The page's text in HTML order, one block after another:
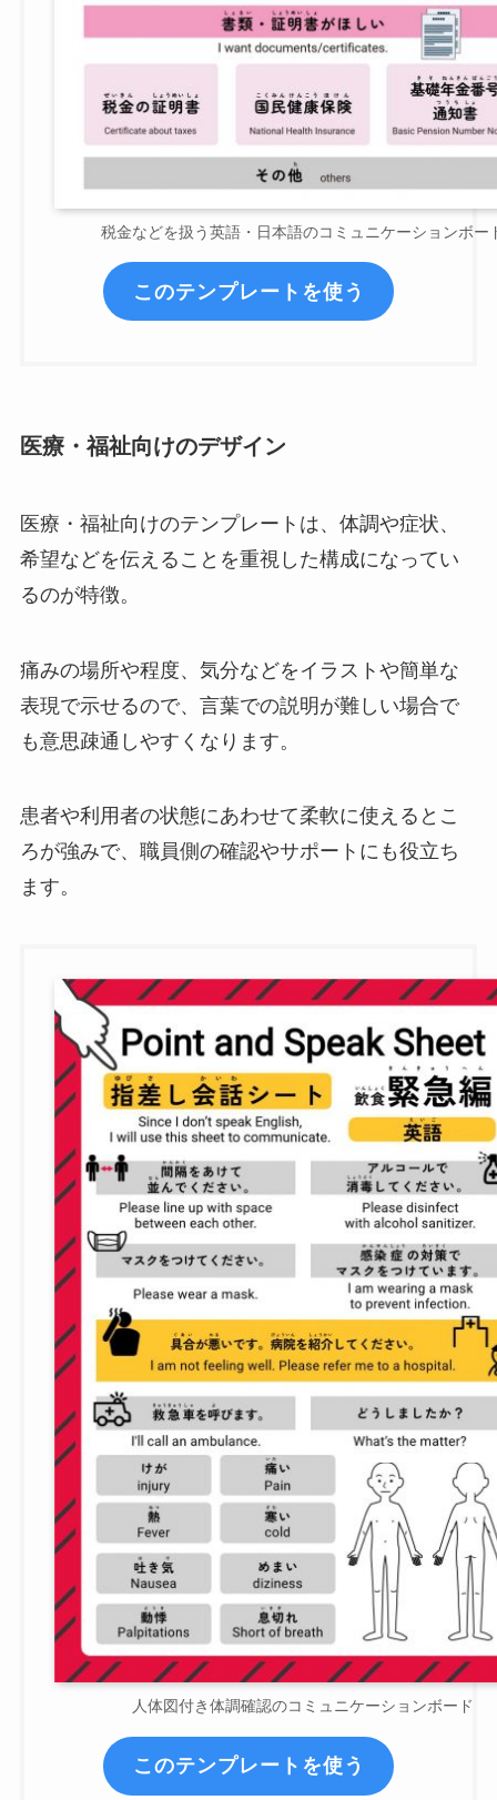
税金などを扱う英語・日本語のコミュニケーションボー
このテンプレートを使う
医療・福祉向けのデザイン
医療・福祉向けのテンプレートは、体調や症状、
希望などを伝えることを重視した構成になってい
るのが特徴。
痛みの場所や程度、気分などをイラストや簡単な
表現で示せるので、言葉での説明が難しい場合で
も意思疎通しやすくなります。
患者や利用者の状態にあわせて柔軟に使えるとこ
ろが強みで、職員側の確認やサポートにも役立ち
ます。
人体図付き体調確認のコミュニケーションボード
このテンプレートを使う